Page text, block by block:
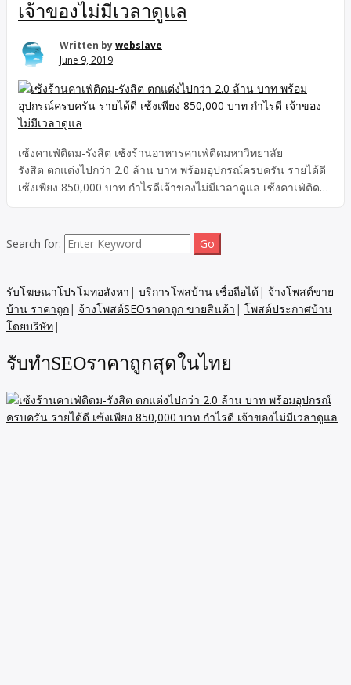
เจ้าของไม่มีเวลาดูแล
Written bywebslave
June 9, 2019
เซ้งคาเฟ่ติดม-รังสิต เซ้งร้านอาหารคาเฟ่ติดมหาวิทยาลัย
รังสิต ตกแต่งไปกว่า 2.0 ล้าน บาท พร้อมอุปกรณ์ครบครัน รายได้ดี
เซ้งเพียง 850,000 บาท กำไรดีเจ้าของไม่มีเวลาดูแล เซ้งคาเฟ่ติดม-
ครัน ลูกค้าเยอะ รายได้ดี ทีมงานดี มีคุณภาพ ร้านดำเนินกิจการต่อ
ได้ทันที เพราะตอนนี้เปิดอยู่ มีลูกน้อง แม่ครัว เด็กหน้าบาร์ ผู้ช่วย
กาแฟ เครื่องดื่ม และมีบริการ เดลิเวอรี่ ตลอดถึง ทำอาหารส่ง รพ.
และ มหาวิทยาลัย
Search for:
รับโฆษณาโปรโมทอสังหา | บริการโพสบ้าน เชื่อถือได้| จ้างโพสต์ขาย
บ้าน ราคาถูก| จ้างโพสต์SEOราคาถูก ขายสินค้า | โพสต์ประกาศบ้าน
โดยบริษัท|
รับทำSEOราคาถูกสุดในไทย